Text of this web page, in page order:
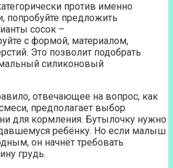
против именно
попробуйте предложить
сосок –
с формой, материалом,
Это позволит подобрать
силиконовый
отвечающее на вопрос, как
предполагает выбор
для кормления. Бутылочку нужно
ребёнку. Но если малыш
он начнёт требовать
грудь.